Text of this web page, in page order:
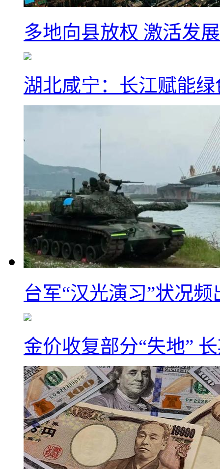
多地向县放权 激活发
湖北咸宁：长江赋能
台军“汉光演习”状况
金价收复部分“失地”